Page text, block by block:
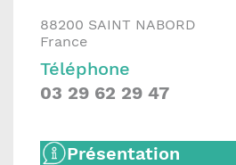
88200 SAINT NABORD
France
Téléphone
03 29 62 29 47
Présentation